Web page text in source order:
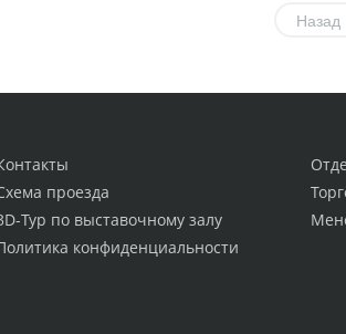
Назад
проезда
Тур по выставочному залу
конфиденциальности